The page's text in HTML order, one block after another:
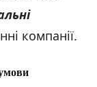
компанії.